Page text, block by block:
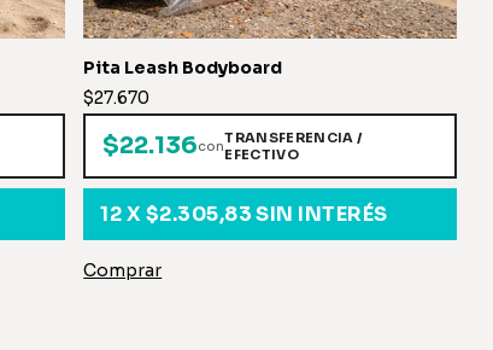
Pita Leash Bodyboard
$27.670
$22.136conTRANSFERENCIA /
EFECTIVO
12X$2.305,83 SIN INTERÉS
Comprar